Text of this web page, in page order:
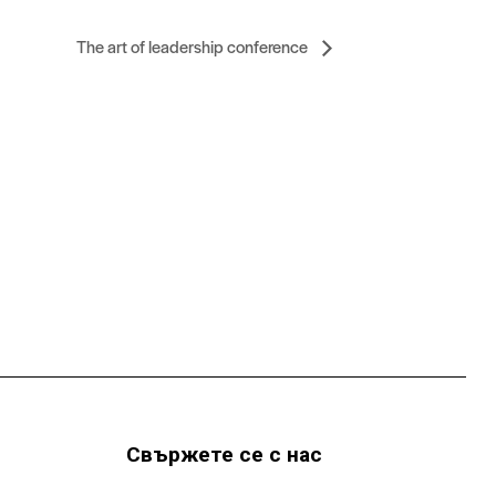
The art of leadership conference
Свържете се с нас